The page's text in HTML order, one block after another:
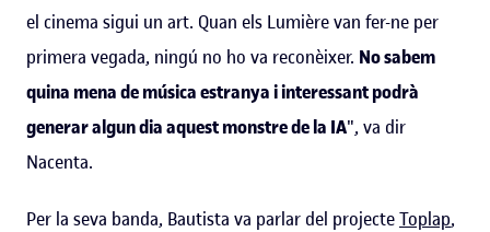
el cinema sigui un art. Quan els Lumière van fer-ne per
primera vegada, ningú no ho va reconèixer. No sabem
quina mena de música estranya i interessant podrà
generar algun dia aquest monstre de la IA", va dir
Nacenta.
Per la seva banda, Bautista va parlar del projecteToplap,